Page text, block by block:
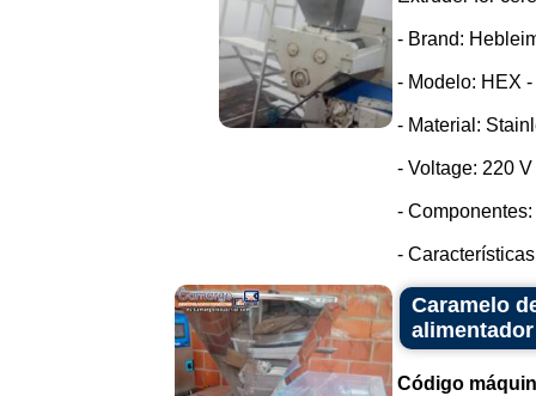
- Brand:
- Modelo: HEX
- Material:
- Voltage: 220
-
-
Caramelo
Código